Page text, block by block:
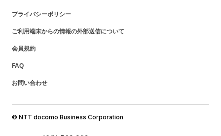
プライバシーポリシー
ご利用端末からの情報の外部送信について
会員規約
FAQ
お問い合わせ
© NTT docomo Business Corporation